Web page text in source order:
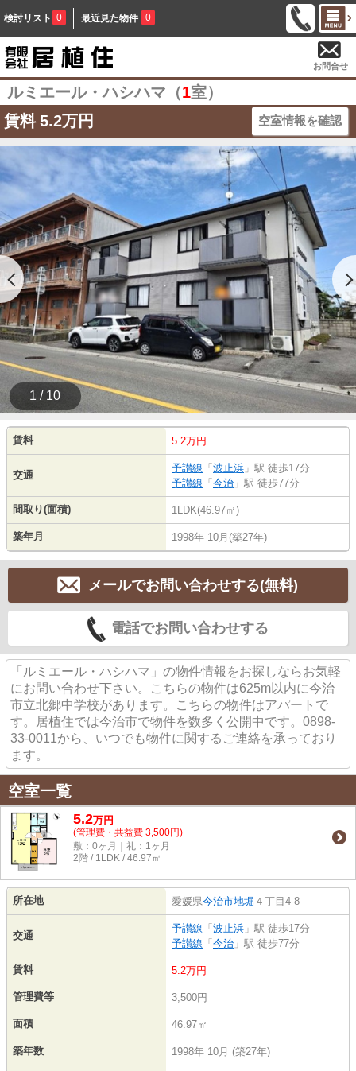
検討リスト 0 最近見た物件 0
お問合せ
ルミエール・ハシハマ（1室）
賃料 5.2万円 空室情報を確認
1 / 10
賃料 5.2万円
交通
予讃線 「 波止浜 」駅 徒歩17分
予讃線 「 今治 」駅 徒歩77分
間取り(面積) 1LDK(46.97㎡)
築年月 1998年 10月(築27年)
メールでお問い合わせする(無料)
電話でお問い合わせする
「ルミエール・ハシハマ」の物件情報をお探しならお気軽
にお問い合わせ下さい。こちらの物件は625m以内に今治
市立北郷中学校があります。こちらの物件はアパートで
す。居植住では今治市で物件を数多く公開中です。0898-
33-0011から、いつでも物件に関するご連絡を承っており
ます。
空室一覧
5.2万円
(管理費・共益費 3,500円)
敷：0ヶ月｜礼：1ヶ月
2階 / 1LDK / 46.97㎡
所在地 愛媛県今治市地堀 ４丁目4-8
交通
予讃線 「 波止浜 」駅 徒歩17分
予讃線 「 今治 」駅 徒歩77分
賃料 5.2万円
管理費等 3,500円
面積 46.97㎡
築年数 1998年 10月 (築27年)